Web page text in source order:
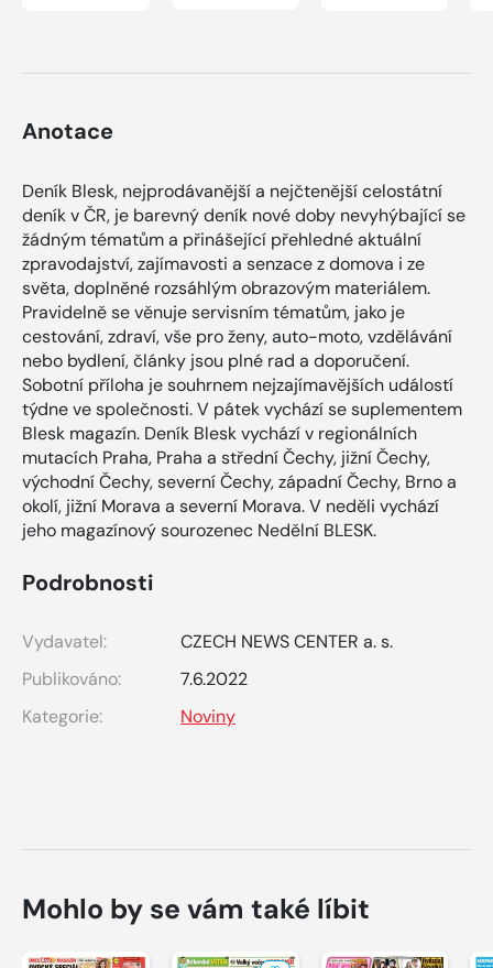
Anotace
Deník Blesk, nejprodávanější a nejčtenější celostátní
deník v ČR, je barevný deník nové doby nevyhýbající se
žádným tématům a přinášející přehledné aktuální
zpravodajství, zajímavosti a senzace z domova i ze
světa, doplněné rozsáhlým obrazovým materiálem.
Pravidelně se věnuje servisním tématům, jako je
cestování, zdraví, vše pro ženy, auto-moto, vzdělávání
nebo bydlení, články jsou plné rad a doporučení.
Sobotní příloha je souhrnem nejzajímavějších událostí
týdne ve společnosti. V pátek vychází se suplementem
Blesk magazín. Deník Blesk vychází v regionálních
mutacích Praha, Praha a střední Čechy, jižní Čechy,
východní Čechy, severní Čechy, západní Čechy, Brno a
okolí, jižní Morava a severní Morava. V neděli vychází
jeho magazínový sourozenec Nedělní BLESK.
Podrobnosti
Vydavatel:
CZECH NEWS CENTER a. s.
Publikováno:
7.6.2022
Kategorie:
Noviny
Mohlo by se vám také líbit